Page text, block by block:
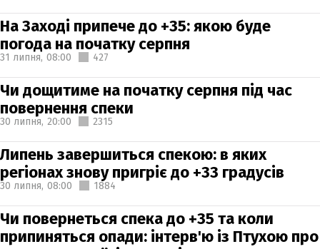
На Заході припече до +35: якою буде
погода на початку серпня
31 липня, 08:00 427
Чи дощитиме на початку серпня під час
повернення спеки
30 липня, 20:00 2315
Липень завершиться спекою: в яких
регіонах знову пригріє до +33 градусів
30 липня, 08:00 1884
Чи повернеться спека до +35 та коли
припиняться опади: інтерв'ю із Птухою про